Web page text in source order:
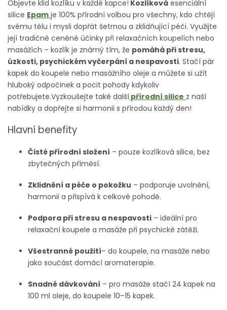
Objevte klid kozlíku v každé kapce! Kozlíková esenciální
silice Epam je 100% přírodní volbou pro všechny, kdo chtějí
svému tělu i mysli dopřát šetrnou a zklidňující péči. Využijte
její tradičně ceněné účinky při relaxačních koupelích nebo
masážích – kozlík je známý tím, že pomáhá při stresu,
úzkosti, psychickém vyčerpání a nespavosti. Stačí pár
kapek do koupele nebo masážního oleje a můžete si užít
hluboký odpočinek a pocit pohody kdykoliv
potřebujete.Vyzkoušejte také další přírodní silice z naší
nabídky a dopřejte si harmonii s přírodou každý den!
Hlavní benefity
Čisté přírodní složení – pouze kozlíková silice, bez
zbytečných příměsí.
Zklidnění a péče o pokožku – podporuje uvolnění,
harmonii a přispívá k celkové pohodě.
Podpora při stresu a nespavosti – ideální pro
relaxační koupele a masáže při psychické zátěži.
Všestranné použití– do koupele, na masáže nebo
jako součást domácí aromaterapie.
Snadné dávkování – pro masáže stačí 24 kapek na
100 ml oleje, do koupele 10–15 kapek.